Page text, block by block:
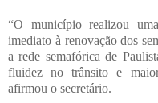
“O município realizou
imediato à renovação dos
a rede semafórica de
fluidez no trânsito e
afirmou o secretário.